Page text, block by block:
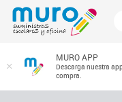
MURO APP
Descarga nuestra
compra.